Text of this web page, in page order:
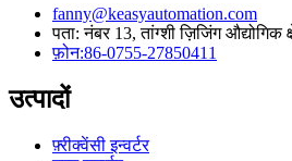
fanny@keasyautomation.com
पता: नंबर 13, तांग्शी ज़िजिंग
फ़ोन:86-0755-27850411
उत्पादों
फ़्रीक्वेंसी इन्वर्टर